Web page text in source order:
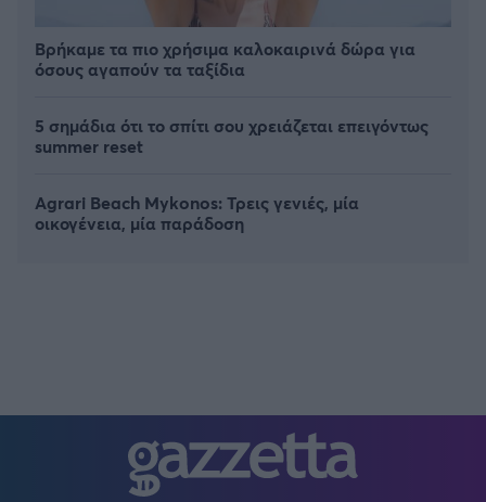
Βρήκαμε τα πιο χρήσιμα καλοκαιρινά δώρα για
όσους αγαπούν τα ταξίδια
5 σημάδια ότι το σπίτι σου χρειάζεται επειγόντως
summer reset
Agrari Beach Mykonos: Τρεις γενιές, μία
οικογένεια, μία παράδοση